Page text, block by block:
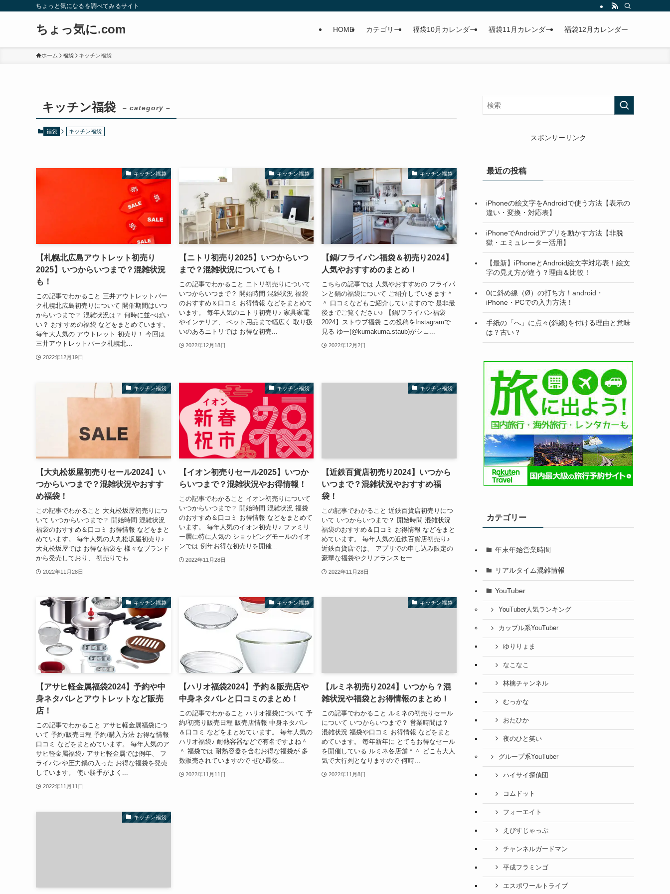
ちょっと気になるを調べてみるサイト
ちょっ気に.com HOME カテゴリー 福袋10月カレンダー 福袋11月カレンダー 福袋12月カレンダー
ホーム 福袋 キッチン福袋
キッチン福袋 – category –
福袋 キッチン福袋
キッチン福袋
【札幌北広島アウトレット初売り
2025】いつからいつまで？混雑状況
も！
この記事でわかること 三井アウトレットパー
ク札幌北広島初売りについて 開催期間はいつ
からいつまで？ 混雑状況は？ 何時に並べばい
い？ おすすめの福袋 などをまとめています。
毎年大人気の アウトレット 初売り！ 今回は
三井アウトレットパーク札幌北...
2022年12月19日
キッチン福袋
【ニトリ初売り2025】いつからいつ
まで？混雑状況についても！
この記事でわかること ニトリ初売りについて
いつからいつまで？ 開始時間 混雑状況 福袋
のおすすめ＆口コミ お得情報 などをまとめて
います。 毎年人気のニトリ初売り♪ 家具家電
やインテリア、 ペット用品まで幅広く 取り扱
いのあるニトリでは お得な初売...
2022年12月18日
キッチン福袋
【鍋/フライパン福袋＆初売り2024】
人気やおすすめのまとめ！
こちらの記事では 人気やおすすめの フライパ
ンと鍋の福袋について ご紹介していきます＾
＾ 口コミなどもご紹介していますので 是非最
後までご覧ください♪ 【鍋/フライパン福袋
2024】ストウブ福袋 この投稿をInstagramで
見る ゆー(@kumakuma.staub)がシェ...
2022年12月2日
キッチン福袋
【大丸松坂屋初売りセール2024】い
つからいつまで？混雑状況やおすす
め福袋！
この記事でわかること 大丸松坂屋初売りにつ
いて いつからいつまで？ 開始時間 混雑状況
福袋のおすすめ＆口コミ お得情報 などをまと
めています。 毎年人気の大丸松坂屋初売り♪
大丸松坂屋では お得な福袋を 様々なブランド
から発売しており、 初売りでも...
2022年11月28日
キッチン福袋
【イオン初売りセール2025】いつか
らいつまで？混雑状況やお得情報！
この記事でわかること イオン初売りについて
いつからいつまで？ 開始時間 混雑状況 福袋
のおすすめ＆口コミ お得情報 などをまとめて
います。 毎年人気のイオン初売り♪ ファミリ
ー層に特に人気の ショッピングモールのイオ
ンでは 例年お得な初売りを開催...
2022年11月28日
キッチン福袋
【近鉄百貨店初売り2024】いつから
いつまで？混雑状況やおすすめ福
袋！
この記事でわかること 近鉄百貨店初売りにつ
いて いつからいつまで？ 開始時間 混雑状況
福袋のおすすめ＆口コミ お得情報 などをまと
めています。 毎年人気の近鉄百貨店初売り♪
近鉄百貨店では、 アプリでの申し込み限定の
豪華な福袋やクリアランスセー...
2022年11月28日
キッチン福袋
【アサヒ軽金属福袋2024】予約や中
身ネタバレとアウトレットなど販売
店！
この記事でわかること アサヒ軽金属福袋につ
いて 予約/販売日程 予約/購入方法 お得な情報
口コミ などをまとめています。 毎年人気のア
サヒ軽金属福袋♪ アサヒ軽金属では例年、 フ
ライパンや圧力鍋の入った お得な福袋を発売
しています。 使い勝手がよく...
2022年11月11日
キッチン福袋
【ハリオ福袋2024】予約＆販売店や
中身ネタバレと口コミのまとめ！
この記事でわかること ハリオ福袋について 予
約/初売り販売日程 販売店情報 中身ネタバレ
＆口コミ などをまとめています。 毎年人気の
ハリオ福袋♪ 耐熱容器などで有名ですよね＾
＾ 福袋では 耐熱容器を含むお得な福袋が 多
数販売されていますので ぜひ最後...
2022年11月11日
キッチン福袋
【ルミネ初売り2024】いつから？混
雑状況や福袋とお得情報のまとめ！
この記事でわかること ルミネの初売りセール
について いつからいつまで？ 営業時間は？
混雑状況 福袋や口コミ お得情報 などをまと
めています。 毎年新年に とてもお得なセール
を開催している ルミネ各店舗＾＾ どこも大人
気で大行列となりますので 何時...
2022年11月8日
キッチン福袋
スポンサーリンク
最近の投稿
iPhoneの絵文字をAndroidで使う方法【表示の
違い・変換・対応表】
iPhoneでAndroidアプリを動かす方法【非脱
獄・エミュレーター活用】
【最新】iPhoneとAndroid絵文字対応表！絵文
字の見え方が違う？理由＆比較！
0に斜め線（Ø）の打ち方！android・
iPhone・PCでの入力方法！
手紙の「へ」に点々(斜線)を付ける理由と意味
は？古い？
カテゴリー
年末年始営業時間
リアルタイム混雑情報
YouTuber
YouTuber人気ランキング
カップル系YouTuber
ゆりりょま
なこなこ
林檎チャンネル
むっかな
おたひか
夜のひと笑い
グループ系YouTuber
ハイサイ探偵団
コムドット
フォーエイト
えびすじゃっぷ
チャンネルガードマン
平成フラミンゴ
エスポワールトライブ